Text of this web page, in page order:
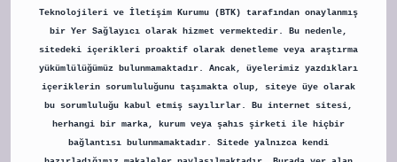
Teknolojileri ve İletişim Kurumu (BTK) tarafından onaylanmış
bir Yer Sağlayıcı olarak hizmet vermektedir. Bu nedenle,
sitedeki içerikleri proaktif olarak denetleme veya araştırma
yükümlülüğümüz bulunmamaktadır. Ancak, üyelerimiz yazdıkları
içeriklerin sorumluluğunu taşımakta olup, siteye üye olarak
bu sorumluluğu kabul etmiş sayılırlar. Bu internet sitesi,
herhangi bir marka, kurum veya şahıs şirketi ile hiçbir
bağlantısı bulunmamaktadır. Sitede yalnızca kendi